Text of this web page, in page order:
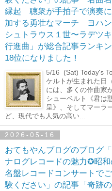
縁起 聴衆が手拍子で演奏
加する勇壮なマーチ ヨハン
シュトラウス１世〜ラデツ
行進曲」が総合記事ランキ
18位になりました！
5/16 (Sat) Today's
ケルトが生まれた日
には、多くの作曲家
シューベルト《君は
呈》、そしてマーラ
ど、現代でも人気の高い...
2026-05-16
おてもやんブログのブログ
ナログレコードの魅力✪昭
名盤レコードコンサートで
験ください」の記事「奇跡